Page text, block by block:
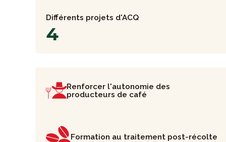
Différents projets d'ACQ
4
Renforcer l'autonomie des
producteurs de café
Formation au traitement post-récolte